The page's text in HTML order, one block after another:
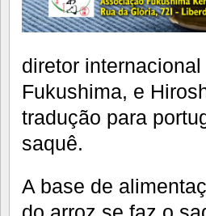
diretor
Fukushima, e
tradução para
saquê.
A base de